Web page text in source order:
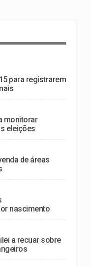
para registrarem
monitorar
eleições
de áreas
nascimento
a recuar sobre